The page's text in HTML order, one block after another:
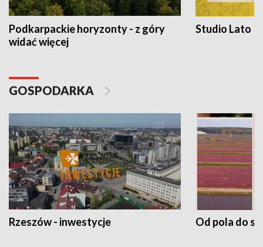
Podkarpackie horyzonty - z góry
widać więcej
Studio Lato
GOSPODARKA
Rzeszów - inwestycje Od pola do